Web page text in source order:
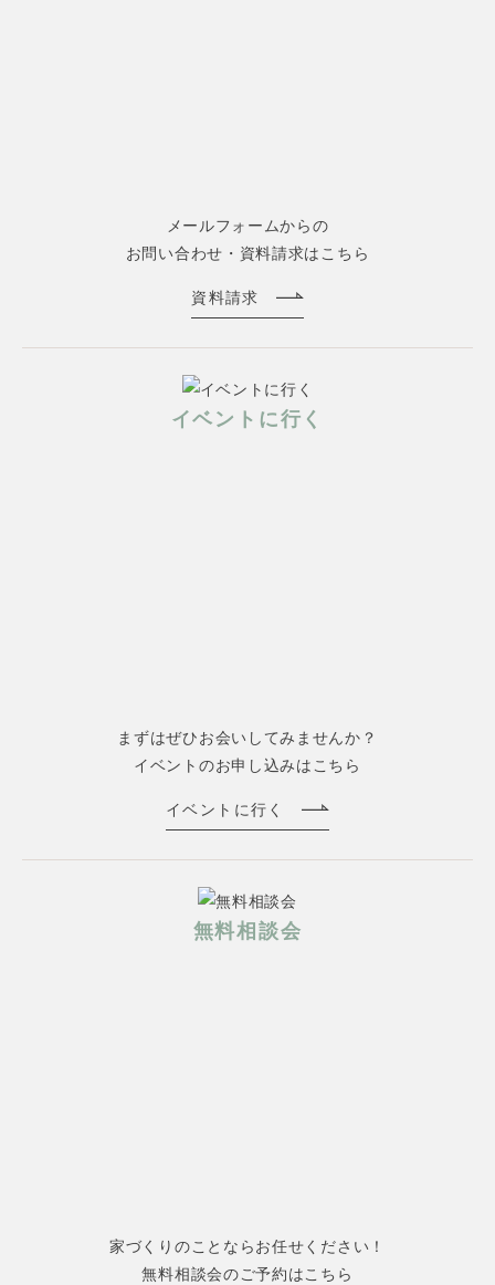
メールフォームからの
お問い合わせ・資料請求はこちら
資料請求
イベントに行く
まずはぜひお会いしてみませんか？
イベントのお申し込みはこちら
イベントに行く
無料相談会
家づくりのことならお任せください！
無料相談会のご予約はこちら